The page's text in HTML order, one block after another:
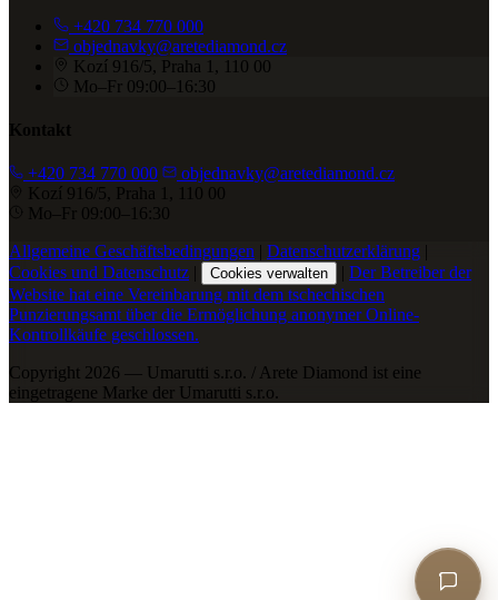
+420 734 770 000
objednavky@aretediamond.cz
Kozí 916/5, Praha 1, 110 00
Mo–Fr 09:00–16:30
Kontakt
+420 734 770 000
objednavky@aretediamond.cz
Kozí 916/5, Praha 1, 110 00
Mo–Fr 09:00–16:30
Allgemeine Geschäftsbedingungen | Datenschutzerklärung |
Cookies und Datenschutz | Cookies verwalten | Der Betreiber der
Website hat eine Vereinbarung mit dem tschechischen
Punzierungsamt über die Ermöglichung anonymer Online-
Kontrollkäufe geschlossen.
Copyright 2026 — Umarutti s.r.o. / Arete Diamond ist eine
eingetragene Marke der Umarutti s.r.o.